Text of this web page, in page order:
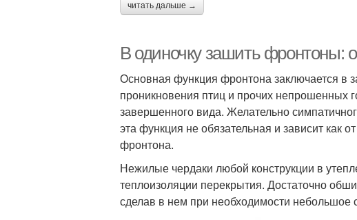
читать дальше →
В одиночку зашить фронтоны:
Основная функция фронтона заключается в
проникновения птиц и прочих непрошенных
завершенного вида. Желательно
эта функция не обязательная и зависит как
фронтона.
Нежилые чердаки любой конструкции в
теплоизоляции перекрытия. Достаточно
сделав в нем при необходимости небольшое